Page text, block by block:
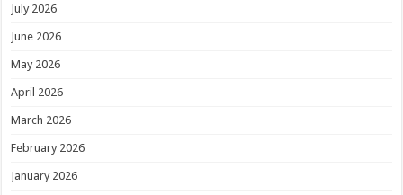
July 2026
June 2026
May 2026
April 2026
March 2026
February 2026
January 2026